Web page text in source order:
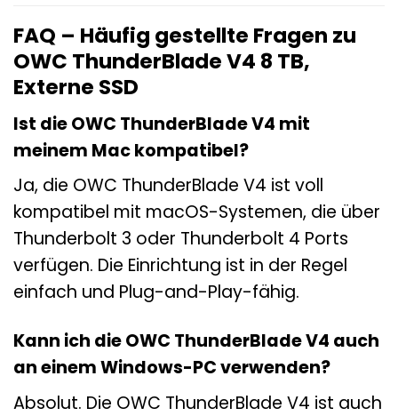
FAQ – Häufig gestellte Fragen zu
OWC ThunderBlade V4 8 TB,
Externe SSD
Ist die OWC ThunderBlade V4 mit
meinem Mac kompatibel?
Ja, die OWC ThunderBlade V4 ist voll
kompatibel mit macOS-Systemen, die über
Thunderbolt 3 oder Thunderbolt 4 Ports
verfügen. Die Einrichtung ist in der Regel
einfach und Plug-and-Play-fähig.
Kann ich die OWC ThunderBlade V4 auch
an einem Windows-PC verwenden?
Absolut. Die OWC ThunderBlade V4 ist auch